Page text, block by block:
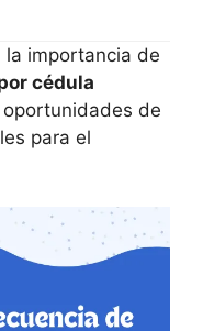
la importancia de
cédula
de
para el